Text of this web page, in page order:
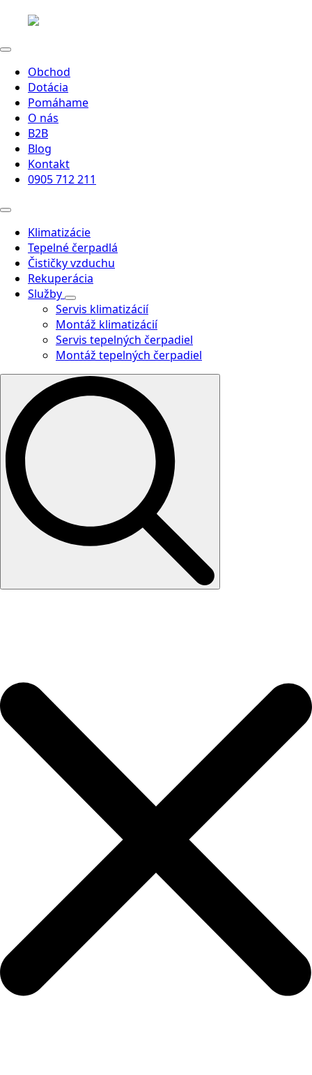
Obchod
Dotácia
Pomáhame
O nás
B2B
Blog
Kontakt
0905 712 211
Klimatizácie
Tepelné čerpadlá
Čističky vzduchu
Rekuperácia
Služby
Servis klimatizácií
Montáž klimatizácií
Servis tepelných čerpadiel
Montáž tepelných čerpadiel